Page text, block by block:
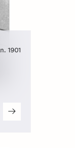
1901